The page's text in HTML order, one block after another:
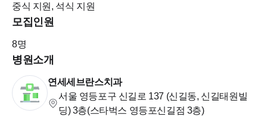
중식 지원, 석식 지원
모집인원
8명
병원소개
연세세브란스치과
서울 영등포구 신길로 137 (신길동, 신길태원빌
딩) 3층(스타벅스 영등포신길점 3층)